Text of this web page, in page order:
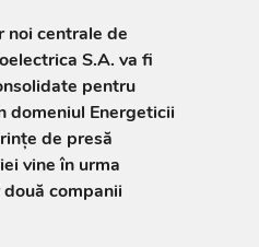
noi centrale de
S.A. va fi
pentru
domeniul Energeticii
de presă
vine în urma
companii